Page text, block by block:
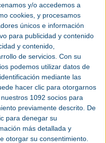
y/o accedemos a
cookies, y procesamos
únicos e información
para publicidad y contenido
y contenido,
de servicios. Con su
podemos utilizar datos de
mediante las
hacer clic para otorgarnos
1092 socios para
previamente descrito. De
para denegar su
más detallada y
otorgar su consentimiento.
de
del